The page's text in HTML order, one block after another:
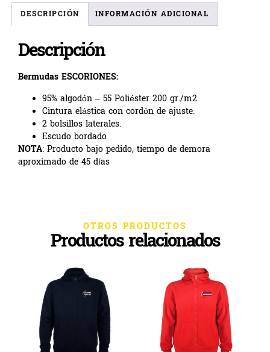
DESCRIPCIÓN INFORMACIÓN ADICIONAL
Descripción
Bermudas ESCORIONES:
95% algodón – 55 Poliéster 200 gr./m2.
Cintura elástica con cordón de ajuste.
2 bolsillos laterales.
Escudo bordado
NOTA: Producto bajo pedido, tiempo de demora
aproximado de 45 días
OTROS PRODUCTOS
Productos relacionados